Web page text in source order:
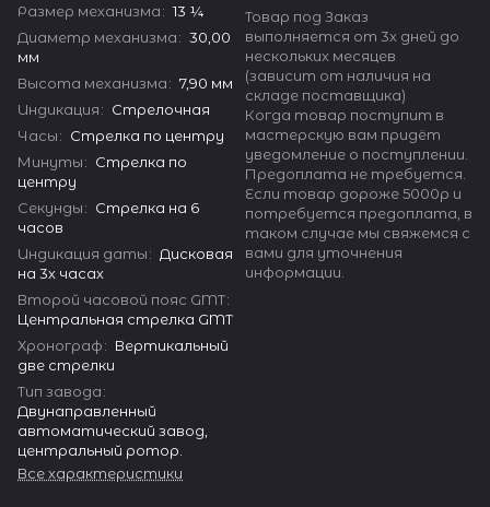
Размер механизма: 13 ¼
Диаметр механизма: 30,00
мм
Высота механизма: 7,90 мм
Индикация: Стрелочная
Часы: Стрелка по центру
Минуты: Стрелка по
центру
Секунды: Стрелка на 6
часов
Индикация даты: Дисковая
на 3х часах
Второй часовой пояс GMT:
Центральная стрелка GMT
Хронограф: Вертикальный
две стрелки
Тип завода:
Двунаправленный
автоматический завод,
центральный ротор.
Все характеристики
Товар под Заказ
выполняется от 3х дней до
нескольких месяцев
(зависит от наличия на
складе поставщика)
Когда товар поступит в
мастерскую вам придёт
уведомление о поступлении.
Предоплата не требуется.
Если товар дороже 5000р и
потребуется предоплата, в
таком случае мы свяжемся с
вами для уточнения
информации.